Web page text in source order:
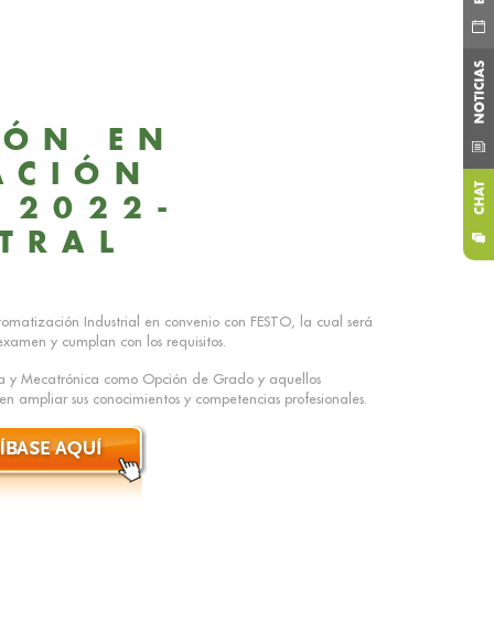
EN
2022-
Industrial en convenio con FESTO, la cual será
y cumplan con los requisitos.
y Mecatrónica como Opción de Grado y aquellos
sus conocimientos y competencias profesionales.